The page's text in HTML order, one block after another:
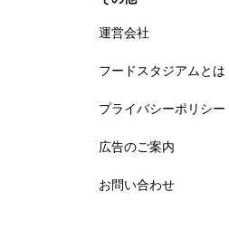
運営会社
フードスタジアムとは
プライバシーポリシー
広告のご案内
お問い合わせ